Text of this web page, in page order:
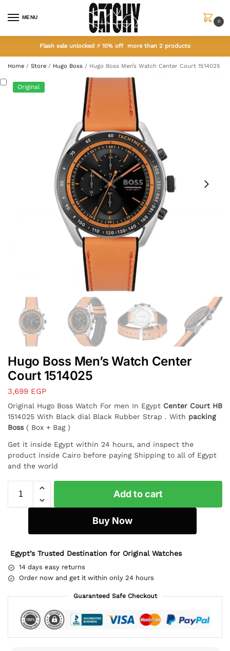
MENU
0
Flash sale unlocked ⚡ 10% off more than 2 products
Home / Store / Hugo Boss / Hugo Boss Men’s Watch Center Court 1514025
Original
Hugo Boss Men’s Watch Center
Court 1514025
3,699 EGP
Original Hugo Boss Watch For men In Egypt Center Court HB
1514025 With Black dial Black Rubber Strap . With packing
Boss( Box + Bag )
Get it inside Egypt within 24 hours, and inspect the
product inside Cairo before paying Shipping to all of Egypt
and the world
Add to cart
Buy Now
Egypt’s Trusted Destination for Original Watches
14 days easy returns
Order now and get it within only 24 hours
Guaranteed Safe Checkout